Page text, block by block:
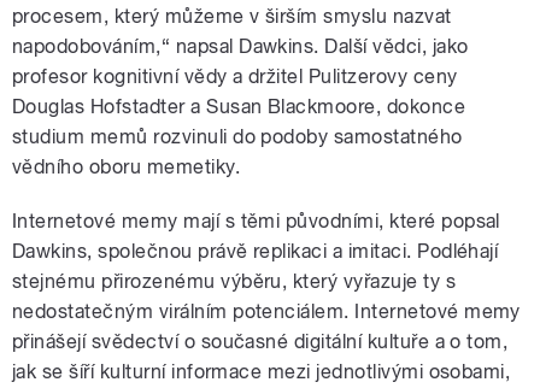
procesem, který můžeme v širším smyslu nazvat
napodobováním,“ napsal Dawkins. Další vědci, jako
profesor kognitivní vědy a držitel Pulitzerovy ceny
Douglas Hofstadter a Susan Blackmoore, dokonce
studium memů rozvinuli do podoby samostatného
vědního oboru memetiky.
Internetové memy mají s těmi původními, které popsal
Dawkins, společnou právě replikaci a imitaci. Podléhají
stejnému přirozenému výběru, který vyřazuje ty s
nedostatečným virálním potenciálem. Internetové memy
přinášejí svědectví o současné digitální kultuře a o tom,
jak se šíří kulturní informace mezi jednotlivými osobami,